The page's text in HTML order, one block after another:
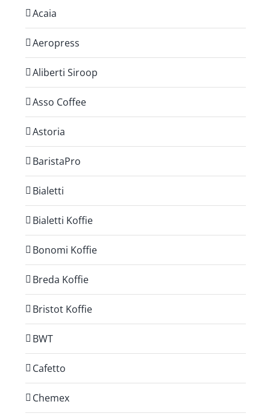
Acaia
Aeropress
Aliberti Siroop
Asso Coffee
Astoria
BaristaPro
Bialetti
Bialetti Koffie
Bonomi Koffie
Breda Koffie
Bristot Koffie
BWT
Cafetto
Chemex